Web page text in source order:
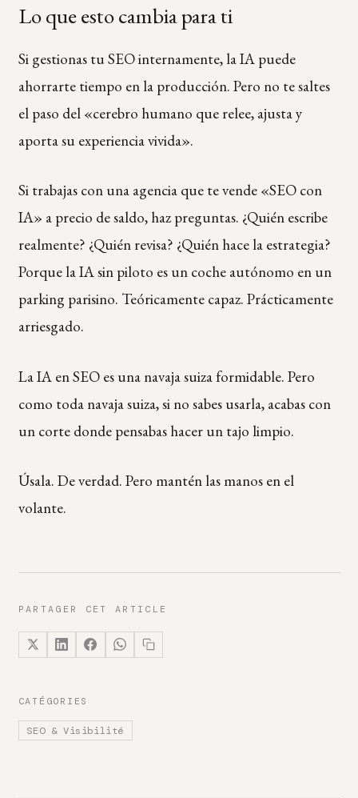
Lo que esto cambia para ti
Si gestionas tu SEO internamente, la IA puede
ahorrarte tiempo en la producción. Pero no te saltes
el paso del «cerebro humano que relee, ajusta y
aporta su experiencia vivida».
Si trabajas con una agencia que te vende «SEO con
IA» a precio de saldo, haz preguntas. ¿Quién escribe
realmente? ¿Quién revisa? ¿Quién hace la estrategia?
Porque la IA sin piloto es un coche autónomo en un
parking parisino. Teóricamente capaz. Prácticamente
arriesgado.
La IA en SEO es una navaja suiza formidable. Pero
como toda navaja suiza, si no sabes usarla, acabas con
un corte donde pensabas hacer un tajo limpio.
Úsala. De verdad. Pero mantén las manos en el
volante.
PARTAGER CET ARTICLE
CATÉGORIES
SEO & Visibilité